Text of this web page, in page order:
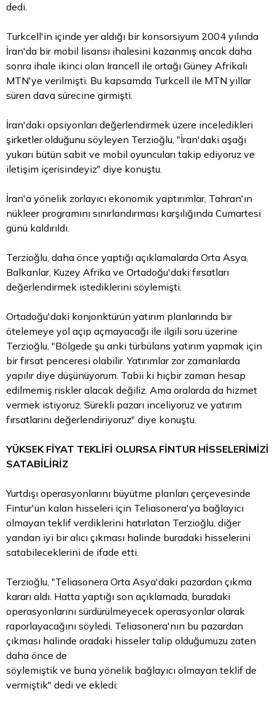
dedi.
Turkcell'in içinde yer aldığı bir konsorsiyum 2004 yılında
İran'da bir mobil lisansı ihalesini kazanmış ancak daha
sonra ihale ikinci olan Irancell ile ortağı Güney Afrikalı
MTN'ye verilmişti. Bu kapsamda Turkcell ile MTN yıllar
süren dava sürecine girmişti.
İran'daki opsiyonları değerlendirmek üzere inceledikleri
şirketler olduğunu söyleyen Terzioğlu, "İran'daki aşağı
yukarı bütün sabit ve mobil oyuncuları takip ediyoruz ve
iletişim içerisindeyiz" diye konuştu.
İran'a yönelik zorlayıcı ekonomik yaptırımlar, Tahran'ın
nükleer programını sınırlandırması karşılığında Cumartesi
günü kaldırıldı.
Terzioğlu, daha önce yaptığı açıklamalarda Orta Asya,
Balkanlar, Kuzey Afrika ve Ortadoğu'daki fırsatları
değerlendirmek istediklerini söylemişti.
Ortadoğu'daki konjonktürün yatırım planlarında bir
ötelemeye yol açıp açmayacağı ile ilgili soru üzerine
Terzioğlu, "Bölgede şu anki türbülans yatırım yapmak için
bir fırsat penceresi olabilir. Yatırımlar zor zamanlarda
yapılır diye düşünüyorum. Tabii ki hiçbir zaman hesap
edilmemiş riskler alacak değiliz. Ama oralarda da hizmet
vermek istiyoruz. Sürekli pazarı inceliyoruz ve yatırım
fırsatlarını değerlendiriyoruz" diye konuştu.
YÜKSEK FİYAT TEKLİFİ OLURSA FİNTUR HİSSELERİMİZİ
SATABİLİRİZ
Yurtdışı operasyonlarını büyütme planları çerçevesinde
Fintur'un kalan hisseleri için Teliasonera'ya bağlayıcı
olmayan teklif verdiklerini hatırlatan Terzioğlu, diğer
yandan iyi bir alıcı çıkması halinde buradaki hisselerini
satabileceklerini de ifade etti.
Terzioğlu, "Teliasonera Orta Asya'daki pazardan çıkma
kararı aldı. Hatta yaptığı son açıklamada, buradaki
operasyonlarını sürdürülmeyecek operasyonlar olarak
raporlayacağını söyledi. Teliasonera'nın bu pazardan
çıkması halinde oradaki hisseler talip olduğumuzu zaten
daha önce de
söylemiştik ve buna yönelik bağlayıcı olmayan teklif de
vermiştik" dedi ve ekledi: